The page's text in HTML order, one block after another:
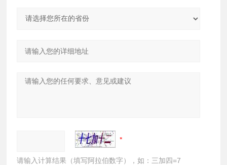
请输入计算结果（填写阿拉伯数字），如：三加四=7